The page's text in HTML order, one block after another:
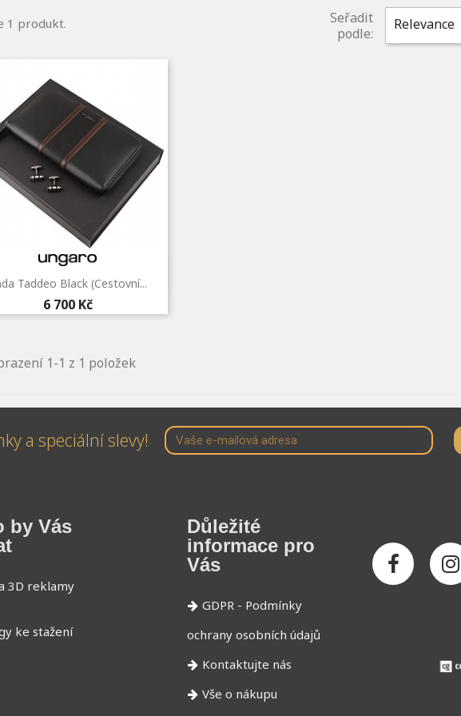
1 produkt.
Seřadit
podle:
Relevance
Taddeo Black (cestovní...
6 700 Kč

1-1 z 1 položek
a speciální slevy!
by Vás
3D reklamy
ke stažení
Důležité
informace pro
Vás
GDPR - Podmínky
ochrany osobních údajů
Kontaktujte nás
Vše o nákupu